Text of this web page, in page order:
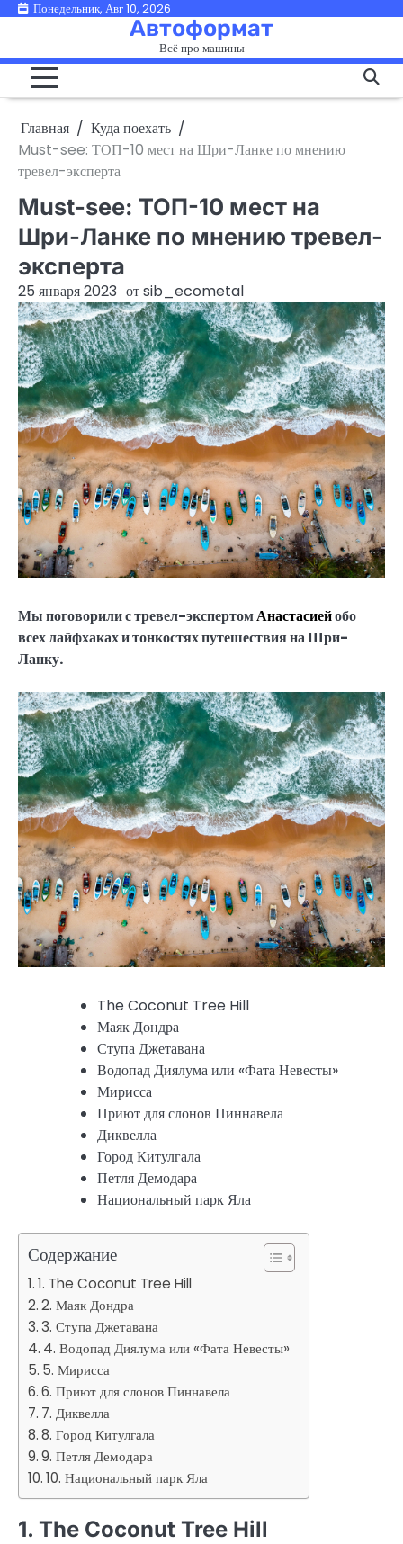
ПерейтиПонедельник, Авг 10, 2026
Автоформат
Всё про машины
Главная
Куда поехать
Must-see: ТОП-10 мест на Шри-Ланке по мнению
тревел-эксперта
Must-see: ТОП-10 мест на
Шри-Ланке по мнению тревел-
эксперта
25 января 2023 отsib_ecometal
Мы поговорили с тревел-экспертомАнастасиейобо
всех лайфхаках и тонкостях путешествия на Шри-
Ланку.
The Coconut Tree Hill
Маяк Дондра
Ступа Джетавана
Водопад Диялума или «Фата Невесты»
Мирисса
Приют для слонов Пиннавела
Диквелла
Город Китулгала
Петля Демодара
Национальный парк Яла
Содержание
1. The Coconut Tree Hill
2. Маяк Дондра
3. Ступа Джетавана
4. Водопад Диялума или «Фата Невесты»
5. Мирисса
6. Приют для слонов Пиннавела
7. Диквелла
8. Город Китулгала
9. Петля Демодара
10. Национальный парк Яла
1. The Coconut Tree Hill